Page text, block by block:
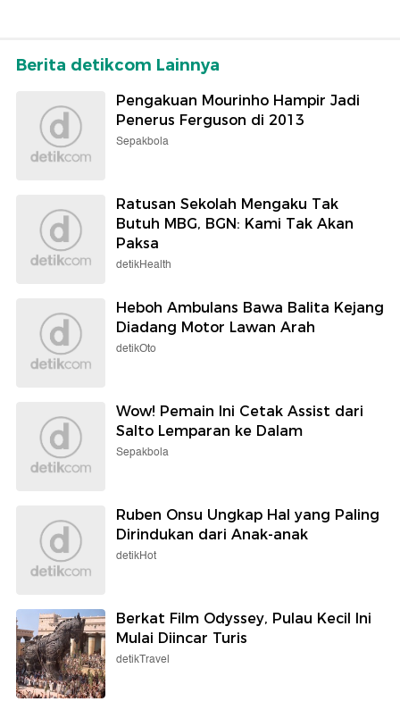
Berita detikcom Lainnya
Pengakuan Mourinho Hampir Jadi
Penerus Ferguson di 2013
Sepakbola
Ratusan Sekolah Mengaku Tak
Butuh MBG, BGN: Kami Tak Akan
Paksa
detikHealth
Heboh Ambulans Bawa Balita Kejang
Diadang Motor Lawan Arah
detikOto
Wow! Pemain Ini Cetak Assist dari
Salto Lemparan ke Dalam
Sepakbola
Ruben Onsu Ungkap Hal yang Paling
Dirindukan dari Anak-anak
detikHot
Berkat Film Odyssey, Pulau Kecil Ini
Mulai Diincar Turis
detikTravel